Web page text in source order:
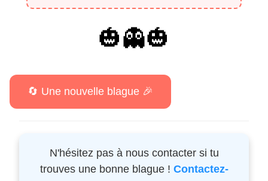
🎃👻🎃
N'hésitez pas à nous contacter si tu
trouves une bonne blague ! Contactez-